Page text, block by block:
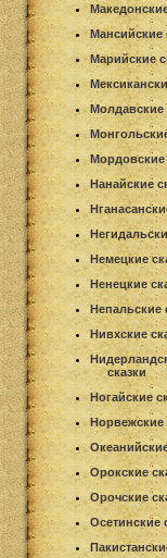
Мансийские
Марийские
Молдавские
Мордовские
Нанайские
Немецкие
Ненецкие
Непальские
Нивхские
сказки
Ногайские
Норвежские
Орокские
Орочские
Осетинские